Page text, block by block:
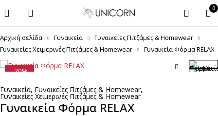
0
Αρχική σελίδα Γυναικεία
Γυναικείες Πιτζάμες & Homewear
Γυναικείες Χειμερινές Πιτζάμες & Homewear
Γυναικεία Φόρμα RELAX
-20%
Γυναικεία, Γυναικείες Πιτζάμες & Homewear,
Γυναικείες Χειμερινές Πιτζάμες & Homewear
Γυναικεία Φόρμα RELAX